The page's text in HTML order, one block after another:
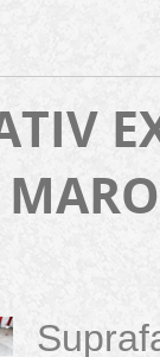
MARO